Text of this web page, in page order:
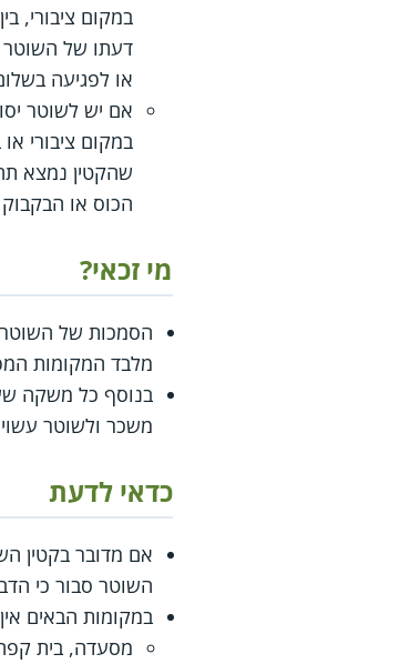
דעתו של השוטר
או לפגיעה
במקום ציבורי
שהקטין נמצא
הכוס או
מי זכאי?
הסמכות של
מלבד המקומות
בנוסף כל משקה
משכר ולשוטר
כדאי לדעת
אם מדובר בקטין
השוטר סבור כי
במקומות הבאים
מסעדה, בית